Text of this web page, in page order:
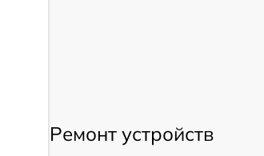
Ремонт устройств